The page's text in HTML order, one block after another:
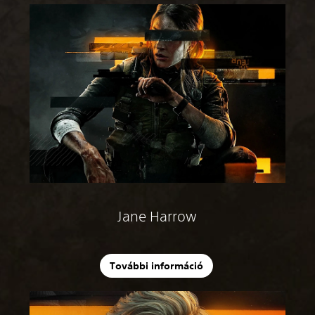
Jane Harrow
További információ